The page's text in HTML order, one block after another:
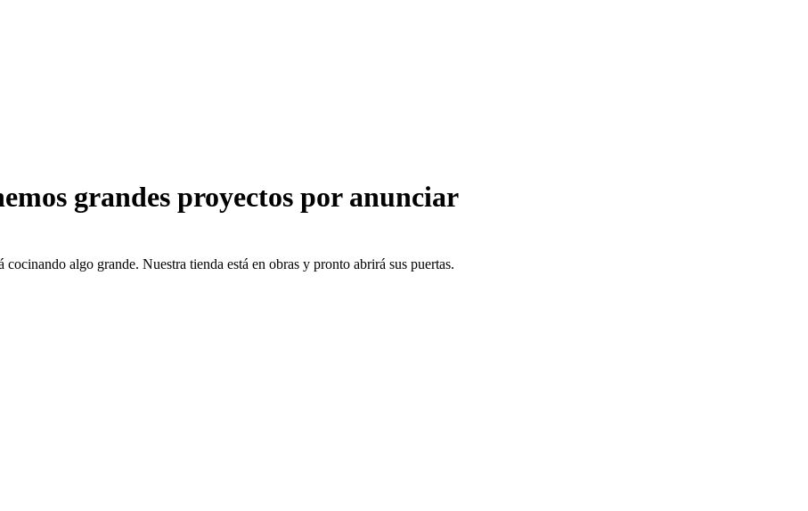
grandes proyectos por anunciar
cocinando algo grande. Nuestra tienda está en obras y pronto abrirá sus puertas.